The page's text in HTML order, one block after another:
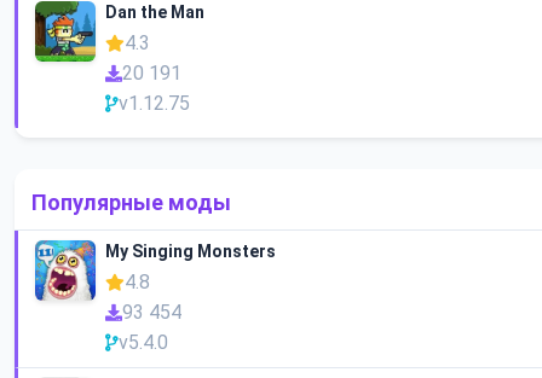
Dan the Man
4.3
20 191
v1.12.75
Популярные моды
My Singing Monsters
4.8
93 454
v5.4.0